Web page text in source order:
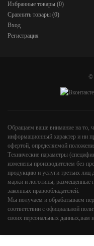
Избранные товары (0)
Сравнить товары (0)
Вход
Регистрация
©
Обращаем ваше внимание на то,
информационный характер и ни
офертой, определяемой
Технические параметры
изменены производителем без
продукцию и услуги третьих
марки и логотипы, размещенные
законных правообладателей.
Мы получаем и обрабатываем
соответствии с официальной
своих персональных данных,вам